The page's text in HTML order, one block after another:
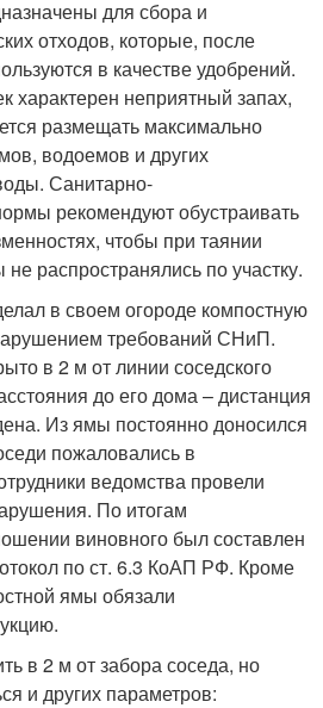
для сбора и
отходов, которые, после
в качестве удобрений.
характерен неприятный запах,
размещать максимально
водоемов и других
Санитарно-
рекомендуют обустраивать
чтобы при таянии
распространялись по участку.
в своем огороде компостную
требований СНиП.
в 2 м от линии соседского
до его дома – дистанция
Из ямы постоянно доносился
пожаловались в
ведомства провели
По итогам
виновного был составлен
по ст. 6.3 КоАП РФ. Кроме
ямы обязали
в 2 м от забора соседа, но
и других параметров: